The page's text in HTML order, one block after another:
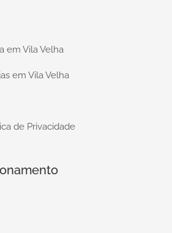
em Vila Velha
em Vila Velha
de Privacidade